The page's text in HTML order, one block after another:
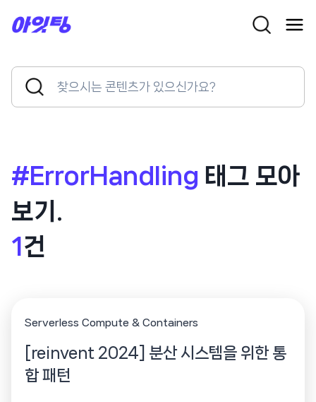
Search
Search
Button
#ErrorHandling 태그 모아
보기.
1 건
Serverless Compute & Containers
[reinvent 2024] 분산 시스템을 위한 통
합 패턴